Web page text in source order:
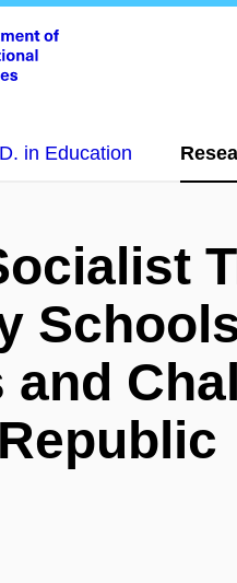
in Education
and